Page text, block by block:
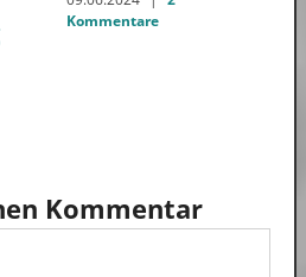
Kommentare
Kommentar